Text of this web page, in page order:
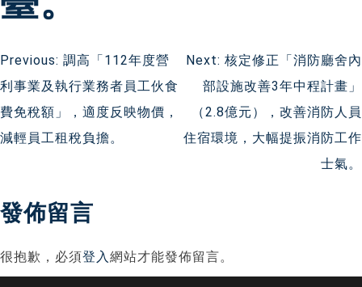
文
章
導
Previous: 調高「112年度營
利事業及執行業務者員工伙食
費免稅額」，適度反映物價，
減輕員工租稅負擔。
Next: 核定修正「消防廳舍內
部設施改善3年中程計畫」
（2.8億元），改善消防人員
住宿環境，大幅提振消防工作
士氣。
發佈留言
很抱歉，必須登入網站才能發佈留言。